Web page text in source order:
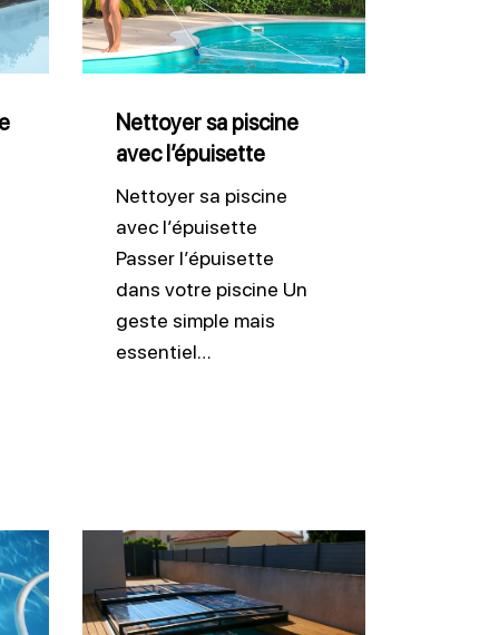
piscine
avec
l’épuisette
Nettoyer sa piscine
avec l’épuisette
Nettoyer sa piscine
avec l’épuisette
Passer l’épuisette
dans votre piscine Un
geste simple mais
essentiel…
Entretien
des
équipements